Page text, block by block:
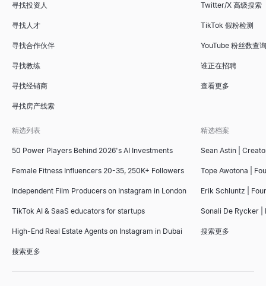
寻找投资人
寻找人才
寻找合作伙伴
寻找教练
寻找经销商
寻找房产线索
Twitter/X 高级搜索
TikTok 假粉检测
YouTube 粉丝数查询
谁正在招聘
查看更多
精选列表
50 Power Players Behind 2026's AI Investments
Female Fitness Influencers 20-35, 250K+ Followers
Independent Film Producers on Instagram in London
TikTok AI & SaaS educators for startups
High-End Real Estate Agents on Instagram in Dubai
搜索更多
精选档案
Sean Astin |
Tope Awotona |
Erik Schluntz |
Sonali De Rycker |
搜索更多